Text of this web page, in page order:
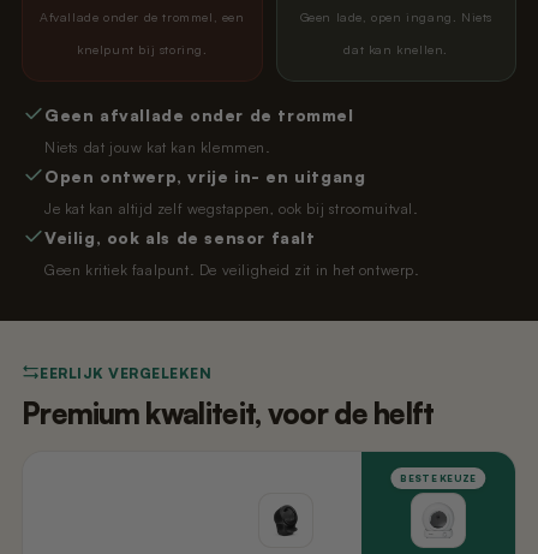
Afvallade onder de trommel, een
knelpunt bij storing.
Geen lade, open ingang. Niets
dat kan knellen.
Geen afvallade onder de trommel
Niets dat jouw kat kan klemmen.
Open ontwerp, vrije in- en uitgang
Je kat kan altijd zelf wegstappen, ook bij stroomuitval.
Veilig, ook als de sensor faalt
Geen kritiek faalpunt. De veiligheid zit in het ontwerp.
EERLIJK VERGELEKEN
Premium kwaliteit, voor de helft
BESTE KEUZE